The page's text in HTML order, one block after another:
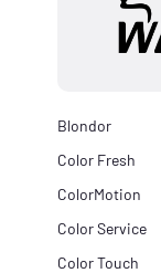
Blondor
Color Fresh
ColorMotion
Color Service
Color Touch